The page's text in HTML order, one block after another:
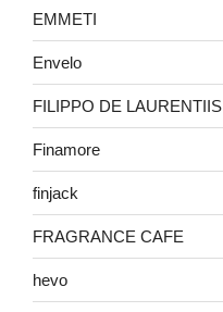
EMMETI
Envelo
FILIPPO DE LAURENTIIS
Finamore
finjack
FRAGRANCE CAFE
hevo